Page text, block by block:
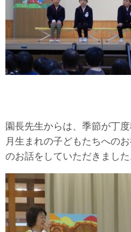
園長先生からは、季節が丁
月生ま れの子どもたちへのお
のお話をしていただきました